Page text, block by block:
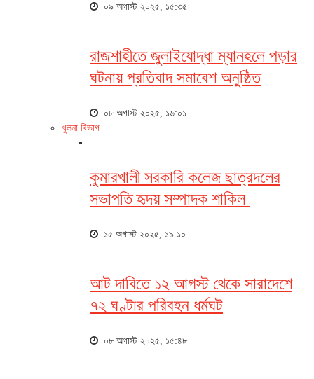
০৯ অগাস্ট ২০২৫, ১৫:৩৫
রাজশাহীতে জুলাইযোদ্ধা ম্যানহলে পড়ার
ঘটনায় প্রতিবাদ সমাবেশ অনুষ্ঠিত
০৮ অগাস্ট ২০২৫, ১৬:০১
খুলনা বিভাগ
কুমারখালী সরকারি কলেজ ছাত্রদলের
সভাপতি হৃদয় সম্পাদক শাকিল
১৫ অগাস্ট ২০২৫, ১৯:১০
আট দাবিতে ১২ আগস্ট থেকে সারাদেশে
৭২ ঘণ্টার পরিবহন ধর্মঘট
০৮ অগাস্ট ২০২৫, ১৫:৪৮